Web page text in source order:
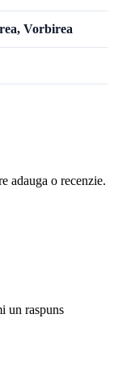
Vorbirea
adauga o recenzie.
un raspuns